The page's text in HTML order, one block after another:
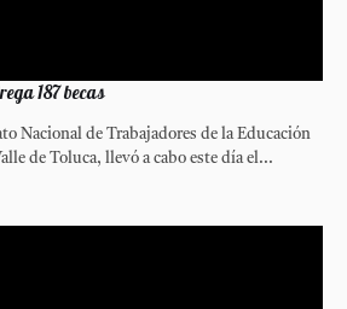
187 becas
Nacional de Trabajadores de la Educación
de Toluca, llevó a cabo este día el...